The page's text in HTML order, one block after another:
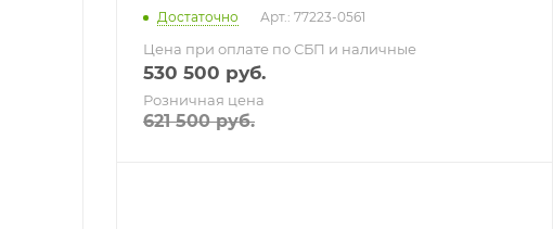
Достаточно Арт.: 77223-0561
Цена при оплате по СБП и наличные
530 500 руб.
Розничная цена
621 500руб.